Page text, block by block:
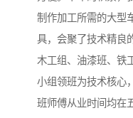
制作加工所需的大型
具，会聚了技术精良
木工组、油漆班、铁
小组领班为技术核心
班师傅从业时间均在